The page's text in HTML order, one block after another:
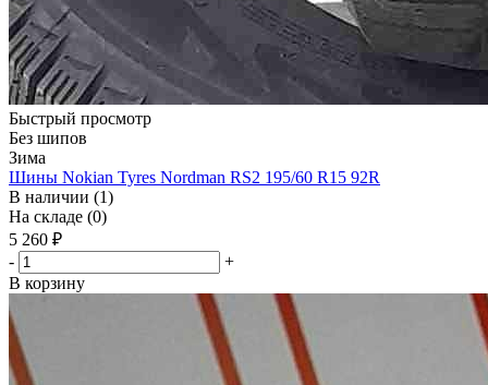
Быстрый просмотр
Без шипов
Зима
Шины Nokian Tyres Nordman RS2 195/60 R15 92R
В наличии (1)
На складе (0)
5 260 ₽
-
+
В корзину